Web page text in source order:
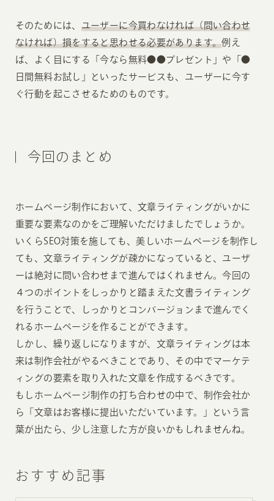
そのためには、 ユーザーに今買わなければ（問い合わせ
なければ）損をすると思わせる必要があります。例え
ば、よく目にする「今なら無料●●プレゼント」や「●
日間無料お試し」といったサービスも、ユーザーに今す
ぐ行動を起こさせるためのものです。
今回のまとめ
ホームページ制作において、文章ライティングがいかに
重要な要素なのかをご理解いただけましたでしょうか。
いくらSEO対策を施しても、美しいホームページを制作し
ても、文章ライティングが疎かになっていると、ユーザ
ーは絶対に問い合わせまで進んではくれません。今回の
４つのポイントをしっかりと踏まえた文書ライティング
を行うことで、しっかりとコンバージョンまで進んでく
れるホームページを作ることができます。
しかし、繰り返しになりますが、文章ライティングは本
来は制作会社がやるべきことであり、その中でマーケテ
ィングの要素を取り入れた文章を作成するべきです。
もしホームページ制作の打ち合わせの中で、制作会社か
ら「文章はお客様に提出いただいています。」という言
葉が出たら、少し注意した方が良いかもしれませんね。
おすすめ記事